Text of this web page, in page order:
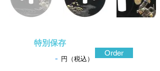
特別保存
- 円（税込）
Order